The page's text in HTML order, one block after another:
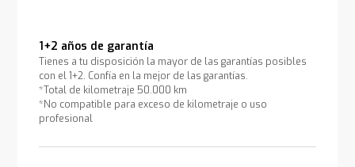
1+2 años de garantía
Tienes a tu disposición la mayor de las garantías posibles
con el 1+2. Confía en la mejor de las garantías.
*Total de kilometraje 50.000 km
*No compatible para exceso de kilometraje o uso
profesional